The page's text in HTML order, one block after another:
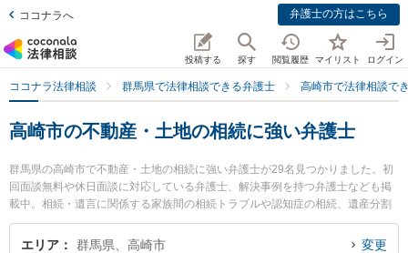
ココナラへ 弁護士の方はこちら
投稿する 探す 閲覧履歴 マイリスト ログイン
ココナラ法律相談 群馬県で法律相談できる弁護士 高崎市で法律相談で
高崎市の不動産・土地の相続に強い弁護士
群馬県の高崎市で不動産・土地の相続に強い弁護士が29名見つかりました。初
回面談無料や休日面談に対応している弁護士、解決事例を持つ弁護士なども掲
載中。相続・遺言に関係する家族間の相続トラブルや認知症の相続、遺産分割
等の細かな分野での絞り込み検索もでき便利です。特に白木蓮法律事務所の宮
森 惣平弁護士やネクスパート法律事務所 高崎オフィスの五十嵐 太郎弁護士、
エリア 群馬県、高崎市 変更